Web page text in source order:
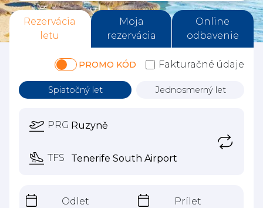
Rezervácia
letu
Moja
rezervácia
Online
odbavenie
PROMO KÓD Fakturačné údaje
Spiatočný let Jednosmerný let
PRG
TFS
Odlet Prílet